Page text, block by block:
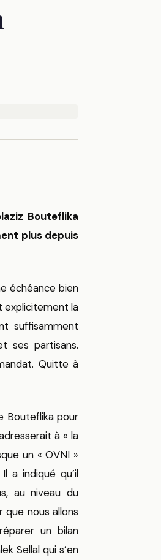
Bouteflika
plus depuis
échéance bien
explicitement la
suffisamment
ses partisans.
Quitte à
Bouteflika pour
à « la
un « OVNI »
a indiqué qu’il
au niveau du
que nous allons
un bilan
Sellal qui s’en